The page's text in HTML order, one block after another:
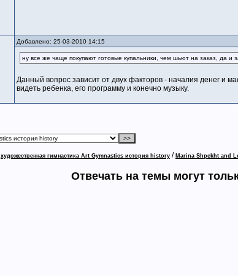
Добавлено: 25-03-2010 14:15
ну все же чаще покупают готовые купальники, чем шьют на заказ, да и
Данный вопрос зависит от двух факторов - началия денег и
видеть ребенка, его программу и конечно музыку.
художественная гимнастика Art Gymnastics история history / Marina Shpekht and
Отвечать на темы могут